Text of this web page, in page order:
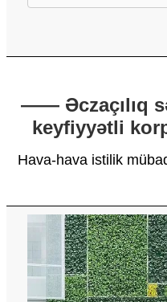
—— Əczaçılıq
keyfiyyətli
Hava-hava istilik